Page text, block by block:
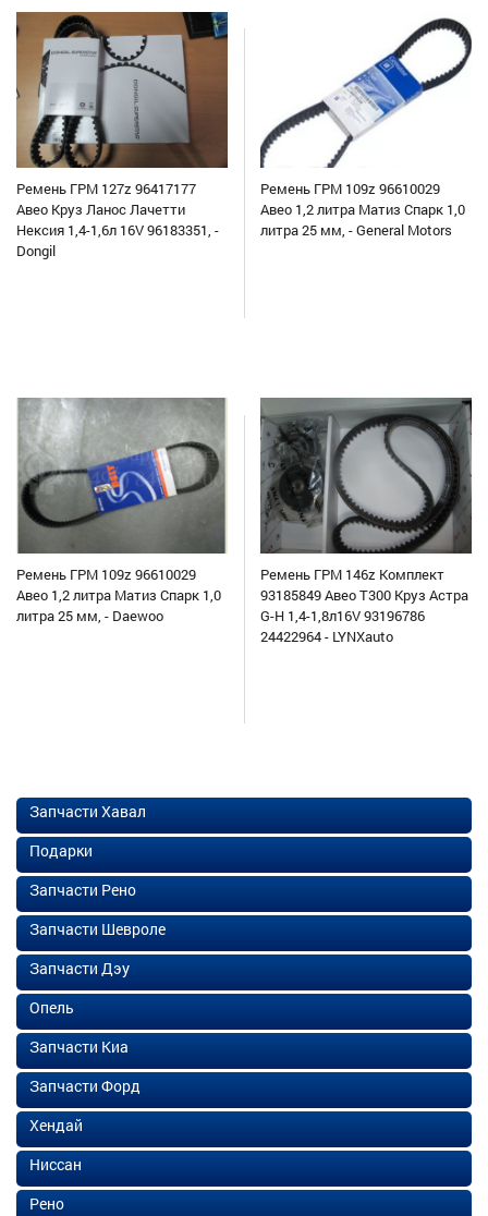
Ремень ГРМ 127z 96417177
Авео Круз Ланос Лачетти
Нексия 1,4-1,6л 16V 96183351, -
Dongil
Ремень ГРМ 109z 96610029
Авео 1,2 литра Матиз Спарк 1,0
литра 25 мм, - General Motors
Ремень ГРМ 109z 96610029
Авео 1,2 литра Матиз Спарк 1,0
литра 25 мм, - Daewoo
Ремень ГРМ 146z Комплект
93185849 Авео Т300 Круз Астра
G-H 1,4-1,8л16V 93196786
24422964 - LYNXauto
Запчасти Хавал
Подарки
Запчасти Рено
Запчасти Шевроле
Запчасти Дэу
Опель
Запчасти Киа
Запчасти Форд
Хендай
Ниссан
Рено